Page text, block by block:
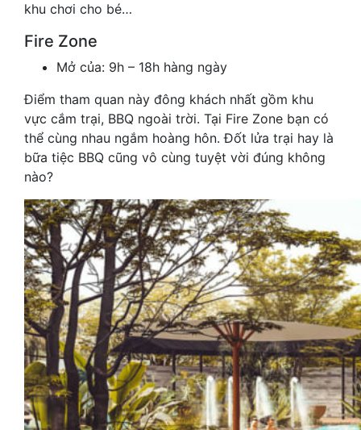
khu chơi cho bé…
Fire Zone
Mở của: 9h – 18h hàng ngày
Điểm tham quan này đông khách nhất gồm khu
vực cắm trại, BBQ ngoài trời. Tại Fire Zone bạn có
thể cùng nhau ngắm hoàng hôn. Đốt lửa trại hay là
bữa tiệc BBQ cũng vô cùng tuyệt vời đúng không
nào?